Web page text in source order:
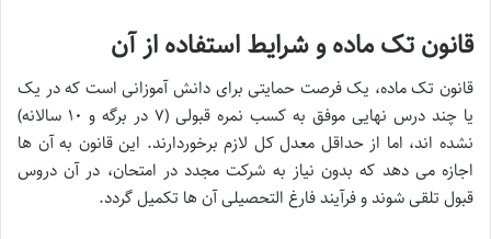
قانون تک ماده و شرایط استفاده از آن
قانون تک ماده، یک فرصت حمایتی برای دانش آموزانی است که در یک
یا چند درس نهایی موفق به کسب نمره قبولی (۷ در برگه و ۱۰ سالانه)
نشده اند، اما از حداقل معدل کل لازم برخوردارند. این قانون به آن ها
اجازه می دهد که بدون نیاز به شرکت مجدد در امتحان، در آن دروس
قبول تلقی شوند و فرآیند فارغ التحصیلی آن ها تکمیل گردد.